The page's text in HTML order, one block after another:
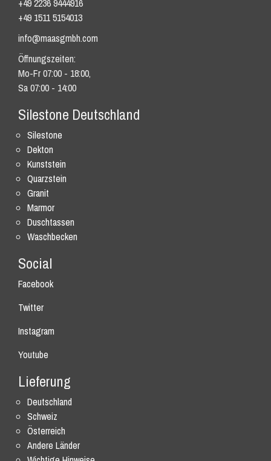
+49 2236 9444916
+49 1511 5154013
info@maasgmbh.com
Öffnungszeiten:
Mo-Fr 07:00 - 18:00,
Sa 07:00 - 14:00
Silestone Deutschland
Silestone
Dekton
Kunststein
Quarzstein
Granit
Marmor
Duschtassen
Waschbecken
Social
Facebook
Twitter
Instagram
Youtube
Lieferung
Deutschland
Schweiz
Österreich
Andere Länder